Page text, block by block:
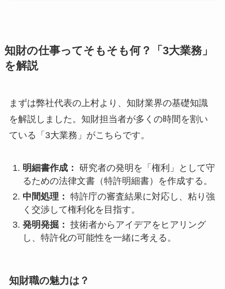
知財の仕事ってそもそも何？「3大業務」
を解説
まずは弊社代表の上村より、知財業界の基礎知識
を解説しました。知財担当者が多くの時間を割い
ている「3大業務」がこちらです。
明細書作成： 研究者の発明を「権利」として守
るための法律文書（特許明細書）を作成する。
中間処理： 特許庁の審査結果に対応し、粘り強
く交渉して権利化を目指す。
発明発掘： 技術者からアイデアをヒアリング
し、特許化の可能性を一緒に考える。
知財職の魅力は？